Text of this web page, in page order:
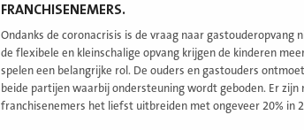
FRANCHISENEMERS.
Ondanks de coronacrisis is de vraag naar
de flexibele en kleinschalige opvang krijgen de kinderen
spelen een belangrijke rol. De ouders en gastouders
beide partijen waarbij ondersteuning wordt geboden. Er
franchisenemers het liefst uitbreiden met ongeveer 20% in